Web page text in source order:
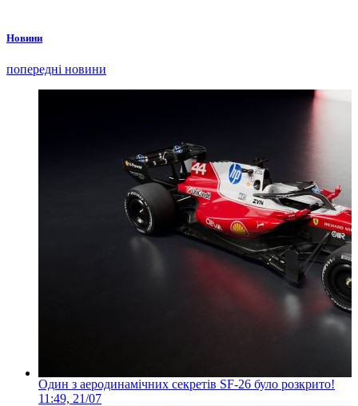
Новини
попередні новини
Один з аеродинамічних секретів SF-26 було розкрито!
11:49, 21/07